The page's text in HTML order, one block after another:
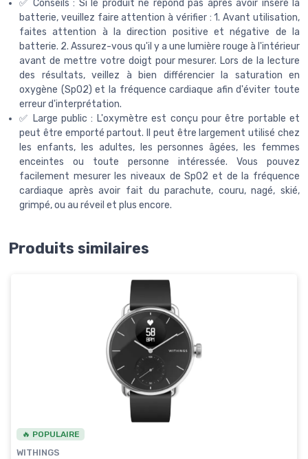
✅ Conseils : Si le produit ne répond pas après avoir inséré la
batterie, veuillez faire attention à vérifier : 1. Avant utilisation,
faites attention à la direction positive et négative de la
batterie. 2. Assurez-vous qu'il y a une lumière rouge à l'intérieur
avant de mettre votre doigt pour mesurer. Lors de la lecture
des résultats, veillez à bien différencier la saturation en
oxygène (SpO2) et la fréquence cardiaque afin d'éviter toute
erreur d'interprétation.
✅ Large public : L'oxymètre est conçu pour être portable et
peut être emporté partout. Il peut être largement utilisé chez
les enfants, les adultes, les personnes âgées, les femmes
enceintes ou toute personne intéressée. Vous pouvez
facilement mesurer les niveaux de SpO2 et de la fréquence
cardiaque après avoir fait du parachute, couru, nagé, skié,
grimpé, ou au réveil et plus encore.
Produits similaires
🔥 POPULAIRE
WITHINGS